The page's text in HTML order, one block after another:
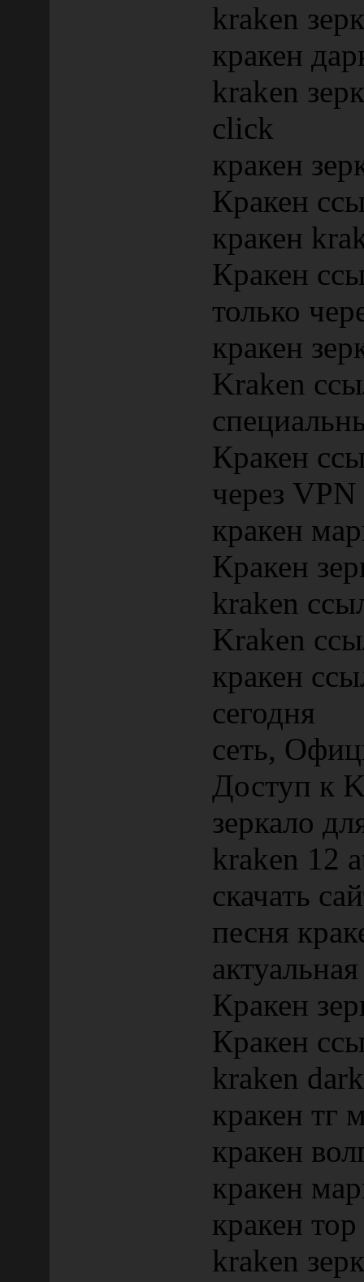
kraken
кракен
kraken
click
кракен
Кракен
кракен
Кракен
только
кракен
Kraken
Кракен
через VPN
кракен
Кракен
kraken
Kraken
кракен
сегодня
сеть,
Доступ к
зеркало
kraken 12
скачать
песня
Кракен
Кракен
kraken
кракен тг
кракен
кракен
кракен
kraken